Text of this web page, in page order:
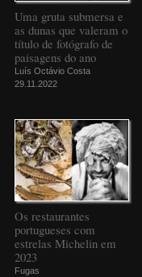
Uma gruta submersa e
as dunas que valeram o
título de fotógrafo de
paisagens do ano
Luís Octávio Costa
29.11.2022
Os restaurantes
portugueses com
estrelas Michelin em
2023
Fugas